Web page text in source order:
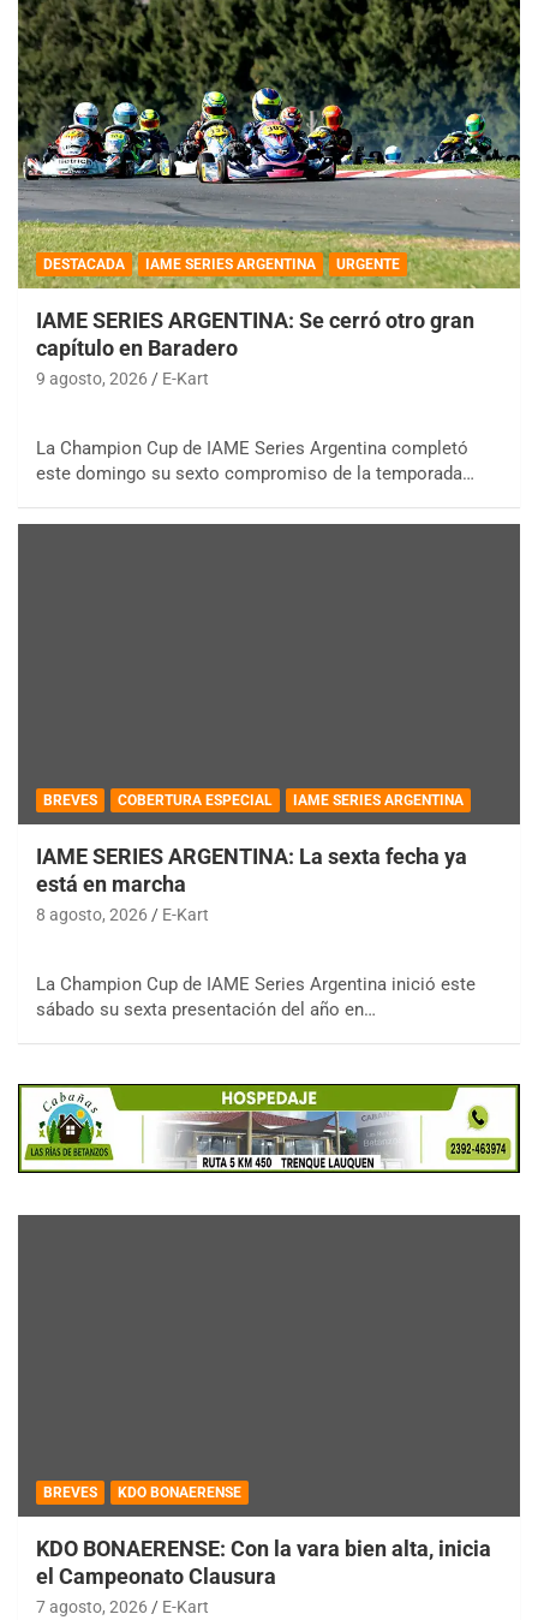
DESTACADA IAME SERIES ARGENTINA URGENTE
IAME SERIES ARGENTINA: Se cerró otro gran
capítulo en Baradero
9 agosto, 2026 E-Kart
La Champion Cup de IAME Series Argentina completó
este domingo su sexto compromiso de la temporada…
BREVES COBERTURA ESPECIAL IAME SERIES ARGENTINA
IAME SERIES ARGENTINA: La sexta fecha ya
está en marcha
8 agosto, 2026 E-Kart
La Champion Cup de IAME Series Argentina inició este
sábado su sexta presentación del año en…
BREVES KDO BONAERENSE
KDO BONAERENSE: Con la vara bien alta, inicia
el Campeonato Clausura
7 agosto, 2026 E-Kart